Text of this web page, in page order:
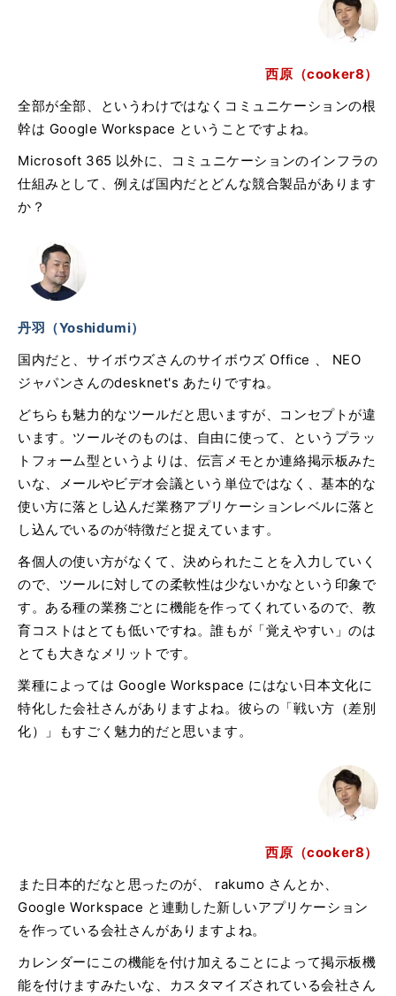
西原（cooker8）
全部が全部、というわけではなくコミュニケーションの根
幹は Google Workspace ということですよね。
Microsoft 365 以外に、コミュニケーションのインフラの
仕組みとして、例えば国内だとどんな競合製品があります
か？
丹羽（Yoshidumi）
国内だと、サイボウズさんのサイボウズ Office 、 NEO
ジャパンさんのdesknet's あたりですね。
どちらも魅力的なツールだと思いますが、コンセプトが違
います。ツールそのものは、自由に使って、というプラッ
トフォーム型というよりは、伝言メモとか連絡掲示板みた
いな、メールやビデオ会議という単位ではなく、基本的な
使い方に落とし込んだ業務アプリケーションレベルに落と
し込んでいるのが特徴だと捉えています。
各個人の使い方がなくて、決められたことを入力していく
ので、ツールに対しての柔軟性は少ないかなという印象で
す。ある種の業務ごとに機能を作ってくれているので、教
育コストはとても低いですね。誰もが「覚えやすい」のは
とても大きなメリットです。
業種によっては Google Workspace にはない日本文化に
特化した会社さんがありますよね。彼らの「戦い方（差別
化）」もすごく魅力的だと思います。
西原（cooker8）
また日本的だなと思ったのが、 rakumo さんとか、
Google Workspace と連動した新しいアプリケーション
を作っている会社さんがありますよね。
カレンダーにこの機能を付け加えることによって掲示板機
能を付けますみたいな、カスタマイズされている会社さん